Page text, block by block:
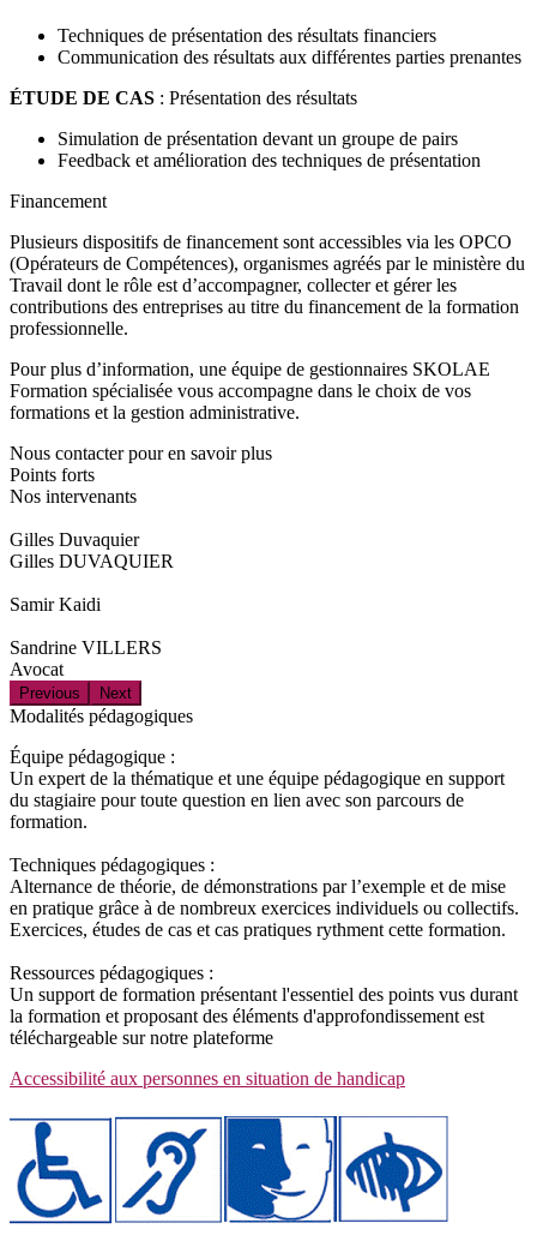
Techniques de présentation des résultats financiers
Communication des résultats aux différentes parties prenantes
ÉTUDE DE CAS : Présentation des résultats
Simulation de présentation devant un groupe de pairs
Feedback et amélioration des techniques de présentation
Financement
Plusieurs dispositifs de financement sont accessibles via les OPCO
(Opérateurs de Compétences), organismes agréés par le ministère du
Travail dont le rôle est d’accompagner, collecter et gérer les
contributions des entreprises au titre du financement de la formation
professionnelle.
Pour plus d’information, une équipe de gestionnaires SKOLAE
Formation spécialisée vous accompagne dans le choix de vos
formations et la gestion administrative.
Nous contacter pour en savoir plus
Points forts
Nos intervenants
Gilles Duvaquier
Gilles DUVAQUIER
Samir Kaidi
Sandrine VILLERS
Avocat
Previous Next
Modalités pédagogiques
Équipe pédagogique :
Un expert de la thématique et une équipe pédagogique en support
du stagiaire pour toute question en lien avec son parcours de
formation.
Techniques pédagogiques :
Alternance de théorie, de démonstrations par l’exemple et de mise
en pratique grâce à de nombreux exercices individuels ou collectifs.
Exercices, études de cas et cas pratiques rythment cette formation.
Ressources pédagogiques :
Un support de formation présentant l'essentiel des points vus durant
la formation et proposant des éléments d'approfondissement est
téléchargeable sur notre plateforme
Accessibilité aux personnes en situation de handicap